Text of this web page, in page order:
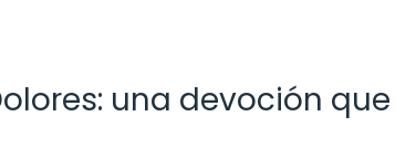
una devoción que